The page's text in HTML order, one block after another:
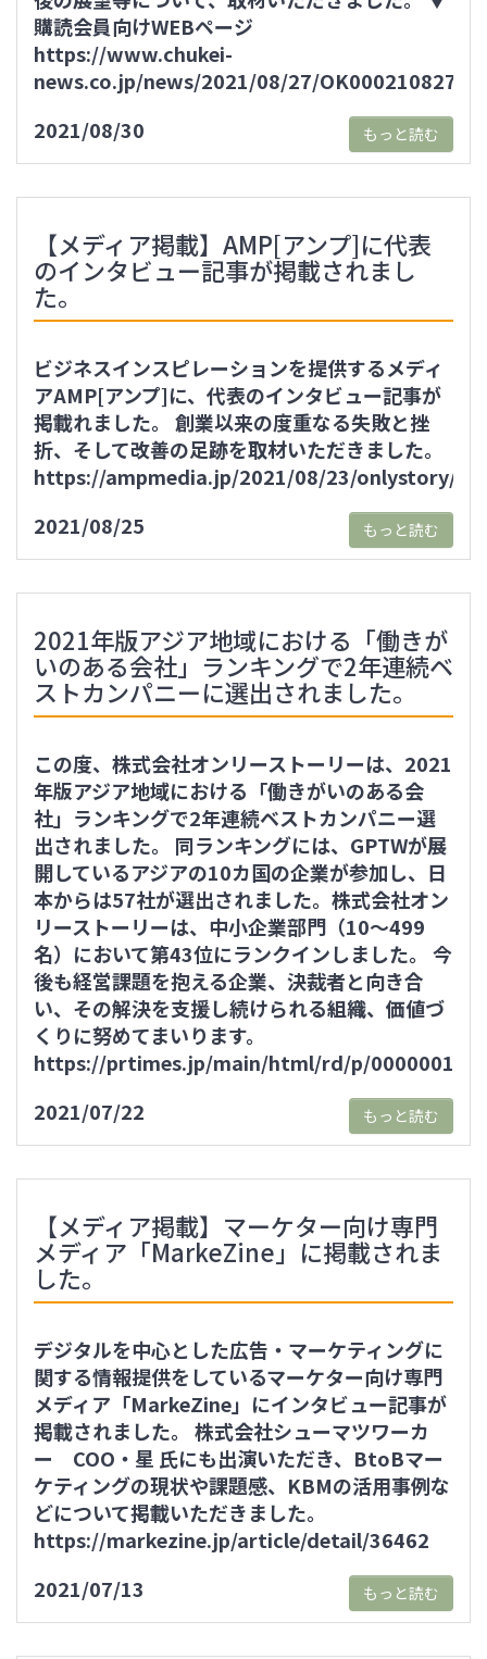
購読会員向けWEBページ
https://www.chukei-
news.co.jp/news/2021/08/27/
2021/08/30
もっと読む
【メディア掲載】AMP[アンプ]に代表
のインタビュー記事が掲載されまし
た。
ビジネスインスピレーションを提供するメディ
アAMP[アンプ]に、代表のインタビュー記事が
掲載れました。 創業以来の度重なる失敗と挫
折、そして改善の足跡を取材いただきました。
https://ampmedia.jp/2021/08/23/onlystory/
2021/08/25
もっと読む
2021年版アジア地域における「働きが
いのある会社」ランキングで2年連続ベ
ストカンパニーに選出されました。
この度、株式会社オンリーストーリーは、2021
年版アジア地域における「働きがいのある会
社」ランキングで2年連続ベストカンパニー選
出されました。 同ランキングには、GPTWが展
開しているアジアの10カ国の企業が参加し、日
本からは57社が選出されました。株式会社オン
リーストーリーは、中小企業部門（10～499
名）において第43位にランクインしました。 今
後も経営課題を抱える企業、決裁者と向き合
い、その解決を支援し続けられる組織、価値づ
くりに努めてまいります。
https://prtimes.jp/main/html/rd/p/
2021/07/22
もっと読む
【メディア掲載】マーケター向け専門
メディア「MarkeZine」に掲載されま
した。
デジタルを中心とした広告・マーケティングに
関する情報提供をしているマーケター向け専門
メディア「MarkeZine」にインタビュー記事が
掲載されました。 株式会社シューマツワーカ
ー COO・星 氏にも出演いただき、BtoBマー
ケティングの現状や課題感、KBMの活用事例な
どについて掲載いただきました。
https://markezine.jp/article/detail/36462
2021/07/13
もっと読む